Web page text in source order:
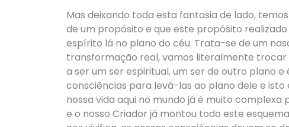
Mas deixando toda esta fantasia de lado,
de um propósito e que este propósito
espírito lá no plano do céu. Trata-se de um
transformação real, vamos literalmente trocar
a ser um ser espiritual, um ser de outro plano
consciências para levá-las ao plano dele e isto
nossa vida aqui no mundo já é muito
e o nosso Criador já montou todo este